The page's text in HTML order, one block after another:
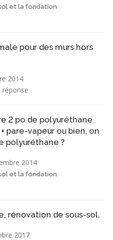
et la fondation
pour des murs hors
2014
réponse
2 po de polyuréthane
+ pare-vapeur ou bien, on
polyuréthane ?
2014
et la fondation
rénovation de sous-sol.
2017